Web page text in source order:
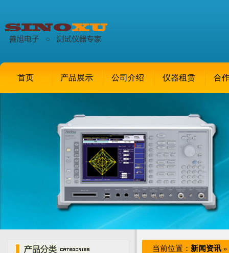
首页 产品展示 公司介绍 仪器租赁 合
当前位置： 新闻资讯 »